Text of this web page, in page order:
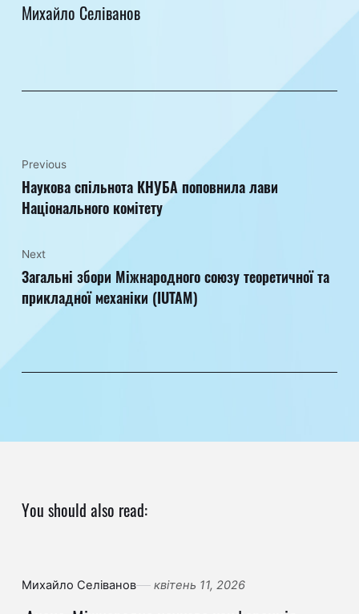
Михайло Селіванов
Previous
Наукова спільнота КНУБА поповнила лави
Національного комітету
Next
Загальні збори Міжнародного союзу теоретичної та
прикладної механіки (IUTAM)
You should also read:
Михайло Селіванов квітень 11, 2026